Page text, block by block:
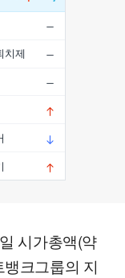
시가총액(약
크그룹의 지